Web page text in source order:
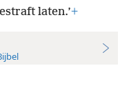
laten.’+